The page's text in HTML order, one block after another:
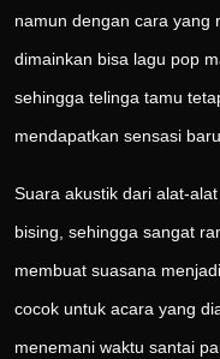
namun dengan cara yang
dimainkan bisa lagu pop
sehingga telinga tamu
mendapatkan sensasi
Suara akustik dari alat-
bising, sehingga sangat
membuat suasana
cocok untuk acara yang
menemani waktu santai